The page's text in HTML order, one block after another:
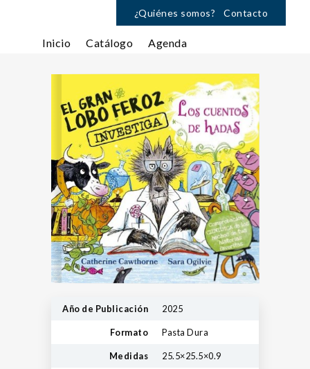
¿Quiénes somos? Contacto
Inicio Catálogo Agenda
Año de Publicación 2025
Formato Pasta Dura
Medidas 25.5×25.5×0.9